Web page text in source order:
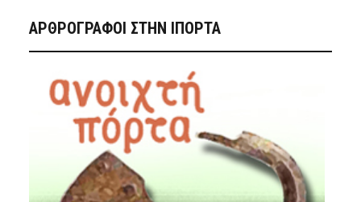
ΑΡΘΡΟΓΡΑΦΟΙ ΣΤΗΝ IΠΟΡΤΑ